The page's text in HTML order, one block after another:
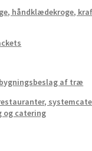
håndklædekroge,
af træ
og catering